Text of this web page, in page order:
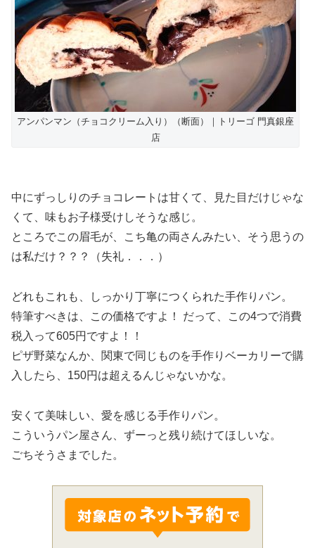
アンパンマン（チョコクリーム入り）（断面）｜トリーゴ 門真銀座
店
中にずっしりのチョコレートは甘くて、見た目だけじゃな
くて、味もお子様受けしそうな感じ。
ところでこの眉毛が、こち亀の両さんみたい、そう思うの
は私だけ？？？（失礼．．．）
どれもこれも、しっかり丁寧につくられた手作りパン。
特筆すべきは、この価格ですよ！ だって、この4つで消費
税入って605円ですよ！！
ピザ野菜なんか、関東で同じものを手作りベーカリーで購
入したら、150円は超えるんじゃないかな。
安くて美味しい、愛を感じる手作りパン。
こういうパン屋さん、ずーっと残り続けてほしいな。
ごちそうさまでした。